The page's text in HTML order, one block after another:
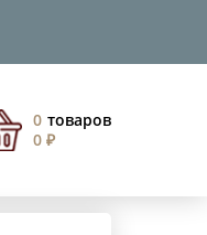
0 товаров
0 ₽